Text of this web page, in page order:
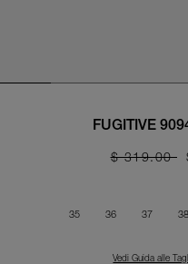
FUGITIVE
$ 319.00
35 36 37 38
Vedi Guida alle